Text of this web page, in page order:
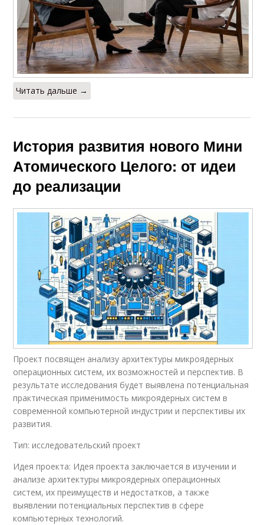
Читать дальше →
История развития нового Мини
Атомического Целого: от идеи
до реализации
Проект посвящен анализу архитектуры микроядерных
операционных систем, их возможностей и перспектив. В
результате исследования будет выявлена потенциальная
практическая применимость микроядерных систем в
современной компьютерной индустрии и перспективы их
развития.
Тип: исследовательский проект
Идея проекта: Идея проекта заключается в изучении и
анализе архитектуры микроядерных операционных
систем, их преимуществ и недостатков, а также
выявлении потенциальных перспектив в сфере
компьютерных технологий.